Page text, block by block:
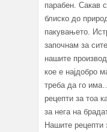
парабен. Сакав
блиско до
пакувањето.
започнам за
нашите
кое е најдобро
треба да го
рецепти за тоа
за нега на
Нашите рецепти